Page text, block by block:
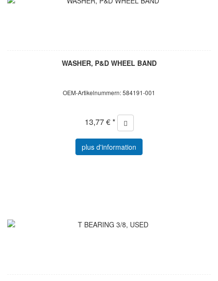
WASHER, P&D WHEEL BAND
OEM-Artikelnummern: 584191-001
13,77 € *
plus d'information